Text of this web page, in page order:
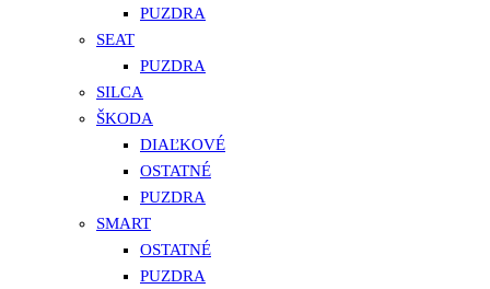
PUZDRA
SEAT
PUZDRA
SILCA
ŠKODA
DIAĽKOVÉ
OSTATNÉ
PUZDRA
SMART
OSTATNÉ
PUZDRA